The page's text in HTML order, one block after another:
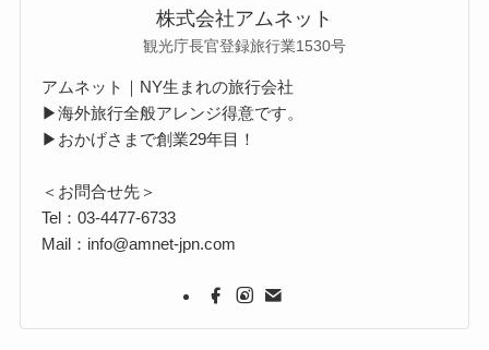
株式会社アムネット
観光庁長官登録旅行業1530号
アムネット｜NY生まれの旅行会社
▶海外旅行全般アレンジ得意です。
▶おかげさまで創業29年目！
＜お問合せ先＞
Tel：03-4477-6733
Mail：info@amnet-jpn.com